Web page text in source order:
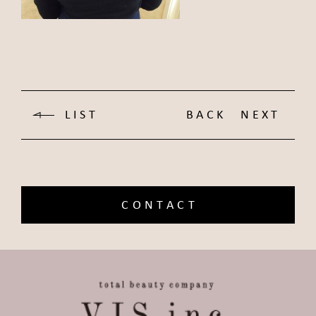
LIST BACK NEXT
CONTACT